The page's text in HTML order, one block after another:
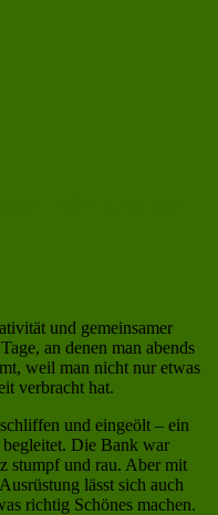
und gemeinsamer
an denen man abends
weil man nicht nur etwas
verbracht hat.
und eingeölt – ein
begleitet. Die Bank war
stumpf und rau. Aber mit
lässt sich auch
richtig Schönes machen.